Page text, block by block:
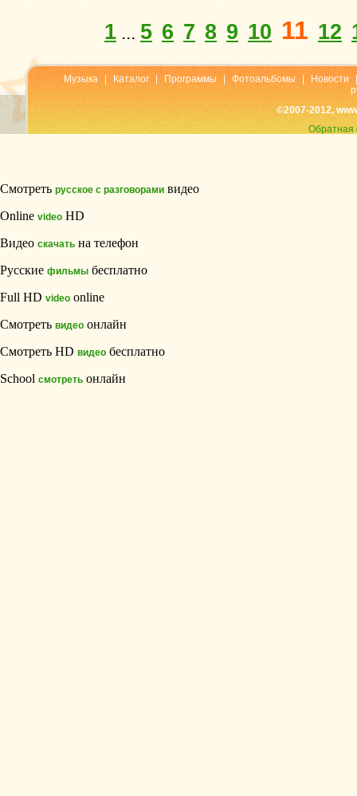
1 ... 5 6 7 8 9 10 11 12
Музыка Каталог Программы Фотоальбомы Новости
©2007-2012,
Обратная
Смотреть русское с разговорами видео
Online video HD
Видео скачать на телефон
Русские фильмы бесплатно
Full HD video online
Смотреть видео онлайн
Смотреть HD видео бесплатно
School смотреть онлайн